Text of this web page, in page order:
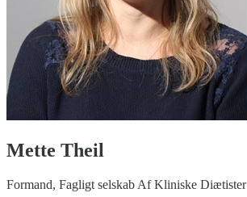
Mette Theil
Formand, Fagligt selskab Af Kliniske Diætister